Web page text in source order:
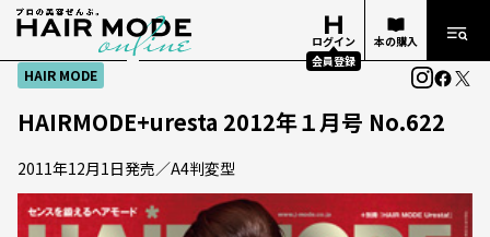
ログイン
会員登録
本の購入
HAIR MODE
HAIRMODE+uresta 2012年１月号 No.622
2011年12月1日発売／A4判変型